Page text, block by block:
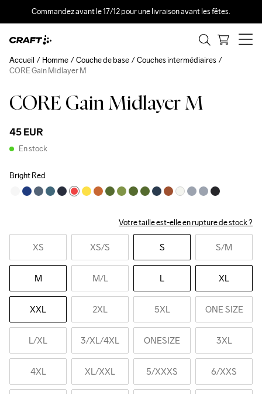
Commandez avant le 17/12 pour une livraison avant les fêtes.
CORE Gain Midlayer M
45 EUR
En stock
Bright Red
Votre taille est-elle en rupture de stock ?
XS XS/S S S/M
M M/L L XL
XXL 2XL 5XL ONE SIZE
L/XL 3/XL/4XL ONESIZE 3XL
4XL XL/XXL 5/XXXS 6/XXS
Accueil Homme Couche de base
Couches intermédiaires
CORE Gain Midlayer M